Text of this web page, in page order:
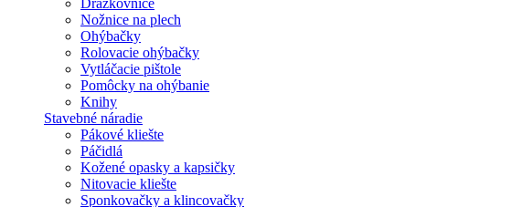
Nožnice na plech
Ohýbačky
Rolovacie ohýbačky
Vytláčacie pištole
Pomôcky na ohýbanie
Knihy
Stavebné náradie
Pákové kliešte
Páčidlá
Kožené opasky a kapsičky
Nitovacie kliešte
Sponkovačky a klincovačky